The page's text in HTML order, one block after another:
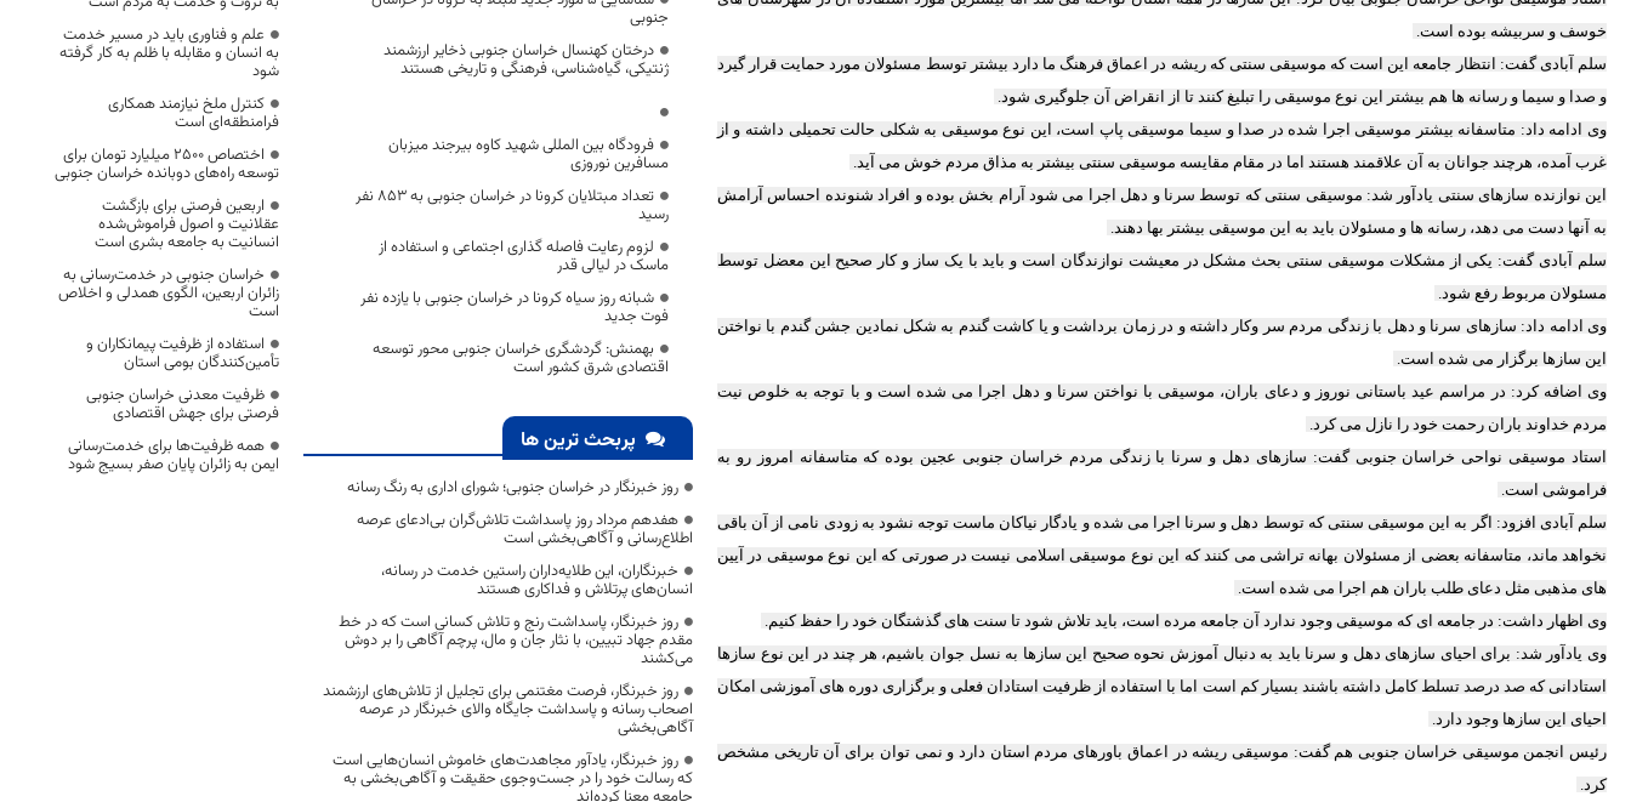
خوسف و سربیشه بوده است.
سلم آبادی گفت: انتظار جامعه این است که موسیقی سنتی که ریشه در اعماق فرهنگ ما دارد بیشتر توسط مسئولان مورد حمایت قرار گیرد
و صدا و سیما و رسانه ها هم بیشتر این نوع موسیقی را تبلیغ کنند تا از انقراض آن جلوگیری شود.
وی ادامه داد: متاسفانه بیشتر موسیقی اجرا شده در صدا و سیما موسیقی پاپ است، این نوع موسیقی به شکلی حالت تحمیلی داشته و از
غرب آمده، هرچند جوانان به آن علاقمند هستند اما در مقام مقایسه موسیقی سنتی بیشتر به مذاق مردم خوش می آید.
این نوازنده سازهای سنتی یادآور شد: موسیقی سنتی که توسط سرنا و دهل اجرا می شود آرام بخش بوده و افراد شنونده احساس آرامش
به آنها دست می دهد، رسانه ها و مسئولان باید به این موسیقی بیشتر بها دهند.
سلم آبادی گفت: یکی از مشکلات موسیقی سنتی بحث مشکل در معیشت نوازندگان است و باید با یک ساز و کار صحیح این معضل توسط
مسئولان مربوط رفع شود.
وی ادامه داد: سازهای سرنا و دهل با زندگی مردم سر وکار داشته و در زمان برداشت و یا کاشت گندم به شکل نمادین جشن گندم با نواختن
این سازها برگزار می شده است.
وی اضافه کرد: در مراسم عید باستانی نوروز و دعای باران، موسیقی با نواختن سرنا و دهل اجرا می شده است و با توجه به خلوص نیت
مردم خداوند باران رحمت خود را نازل می کرد.
استاد موسیقی نواحی خراسان جنوبی گفت: سازهای دهل و سرنا با زندگی مردم خراسان جنوبی عجین بوده که متاسفانه امروز رو به
فراموشی است.
سلم آبادی افزود: اگر به این موسیقی سنتی که توسط دهل و سرنا اجرا می شده و یادگار نیاکان ماست توجه نشود به زودی نامی از آن باقی
نخواهد ماند، متاسفانه بعضی از مسئولان بهانه تراشی می کنند که این نوع موسیقی اسلامی نیست در صورتی که این نوع موسیقی در آیین
های مذهبی مثل دعای طلب باران هم اجرا می شده است.
وی اظهار داشت: در جامعه ای که موسیقی وجود ندارد آن جامعه مرده است، باید تلاش شود تا سنت های گذشتگان خود را حفظ کنیم.
وی یادآور شد: برای احیای سازهای دهل و سرنا باید به دنبال آموزش نحوه صحیح این سازها به نسل جوان باشیم، هر چند در این نوع سازها
استادانی که صد درصد تسلط کامل داشته باشند بسیار کم است اما با استفاده از ظرفیت استادان فعلی و برگزاری دوره های آموزشی امکان
احیای این سازها وجود دارد.
رئیس انجمن موسیقی خراسان جنوبی هم گفت: موسیقی ریشه در اعماق باورهای مردم استان دارد و نمی توان برای آن تاریخی مشخص
کرد.
جنوبی
درختان کهنسال خراسان جنوبی ذخایر ارزشمند
ژنتیکی، گیاه‌شناسی، فرهنگی و تاریخی هستند
فرودگاه بین المللی شهید کاوه بیرجند میزبان
مسافرین نوروزی
تعداد مبتلایان کرونا در خراسان جنوبی به 853 نفر
رسید
لزوم رعایت فاصله گذاری اجتماعی و استفاده از
ماسک در لیالی قدر
شبانه روز سیاه کرونا در خراسان جنوبی با یازده نفر
فوت جدید
بهمنش: گردشگری خراسان جنوبی محور توسعه
اقتصادی شرق کشور است
پربحث ترین ها
روز خبرنگار در خراسان جنوبی؛ شورای اداری به رنگ رسانه
هفدهم مرداد روز پاسداشت تلاش‌گران بی‌ادعای عرصه
اطلاع‌رسانی و آگاهی‌بخشی است
خبرنگاران، این طلایه‌داران راستین خدمت در رسانه،
انسان‌های پرتلاش و فداکاری هستند
روز خبرنگار، پاسداشت رنج و تلاش کسانی است که در خط
مقدم جهاد تبیین، با نثار جان و مال، پرچم آگاهی را بر دوش
می‌کشند
روز خبرنگار، فرصت مغتنمی برای تجلیل از تلاش‌های ارزشمند
اصحاب رسانه و پاسداشت جایگاه والای خبرنگار در عرصه
آگاهی‌بخشی
روز خبرنگار، یادآور مجاهدت‌های خاموش انسان‌هایی است
که رسالت خود را در جست‌وجوی حقیقت و آگاهی‌بخشی به
جامعه معنا کرده‌اند
علم و فناوری باید در مسیر خدمت
به انسان و مقابله با ظلم به کار گرفته
شود
کنترل ملخ نیازمند همکاری
فرامنطقه‌ای است
اختصاص 2500 میلیارد تومان برای
توسعه راه‌های دوبانده خراسان جنوبی
اربعین فرصتی برای بازگشت
عقلانیت و اصول فراموش‌شده
انسانیت به جامعه بشری است
خراسان جنوبی در خدمت‌رسانی به
زائران اربعین، الگوی همدلی و اخلاص
است
استفاده از ظرفیت پیمانکاران و
تأمین‌کنندگان بومی استان
ظرفیت معدنی خراسان جنوبی
فرصتی برای جهش اقتصادی
همه ظرفیت‌ها برای خدمت‌رسانی
ایمن به زائران پایان صفر بسیج شود